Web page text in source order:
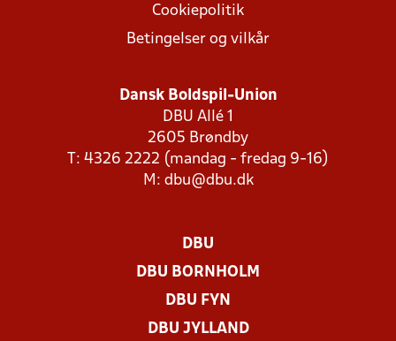
Cookiepolitik
Betingelser og vilkår
Dansk Boldspil-Union
DBU Allé 1
2605 Brøndby
T: 4326 2222 (mandag - fredag 9-16)
M: dbu@dbu.dk
DBU
DBU BORNHOLM
DBU FYN
DBU JYLLAND